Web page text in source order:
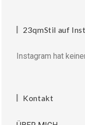
23qmStil auf
Instagram hat
Kontakt